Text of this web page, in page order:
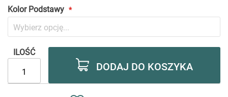
Kolor Podstawy
ILOŚĆ
DODAJ DO KOSZYKA